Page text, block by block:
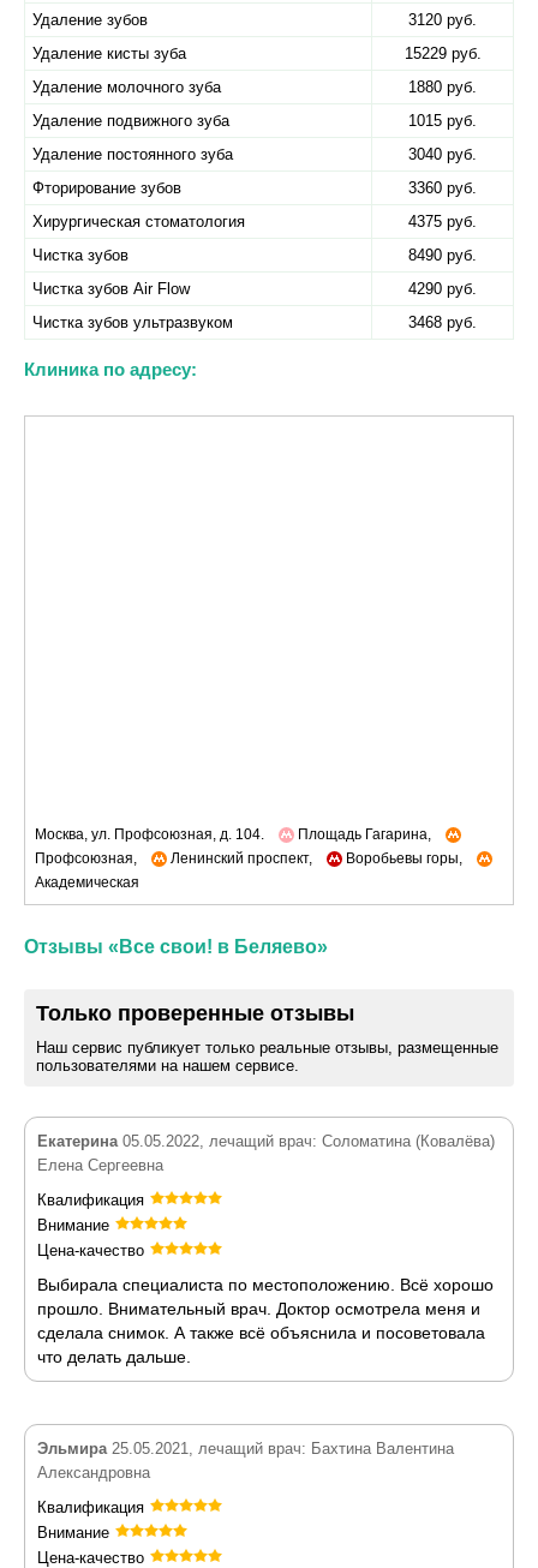
Удаление зубов
3120 руб.
Удаление кисты зуба
15229 руб.
Удаление молочного зуба
1880 руб.
Удаление подвижного зуба
1015 руб.
Удаление постоянного зуба
3040 руб.
Фторирование зубов
3360 руб.
Хирургическая стоматология
4375 руб.
Чистка зубов
8490 руб.
Чистка зубов Air Flow
4290 руб.
Чистка зубов ультразвуком
3468 руб.
Клиника по адресу:
Москва, ул. Профсоюзная, д. 104.
Площадь Гагарина,
Профсоюзная,
Ленинский проспект,
Воробьевы горы,
Академическая
Отзывы «Все свои! в Беляево»
Только проверенные отзывы
Наш сервис публикует только реальные отзывы, размещенные
пользователями на нашем сервисе.
Екатерина05.05.2022, лечащий врач: Соломатина (Ковалёва)
Елена Сергеевна
Квалификация
Внимание
Цена-качество
Выбирала специалиста по местоположению. Всё хорошо
прошло. Внимательный врач. Доктор осмотрела меня и
сделала снимок. А также всё объяснила и посоветовала
что делать дальше.
Эльмира25.05.2021, лечащий врач: Бахтина Валентина
Александровна
Квалификация
Внимание
Цена-качество